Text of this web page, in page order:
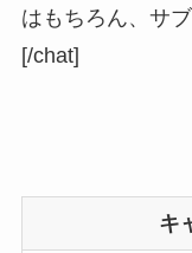
はもちろん、サ
[/chat]
キ